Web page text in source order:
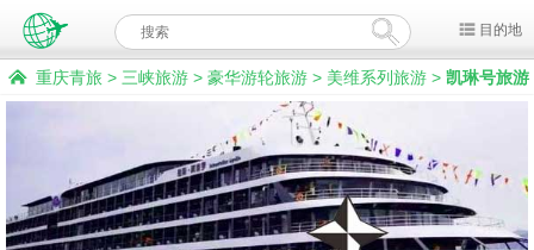
目的地
重庆青旅 > 三峡旅游 > 豪华游轮旅游 > 美维系列旅游 > 凯琳号旅游